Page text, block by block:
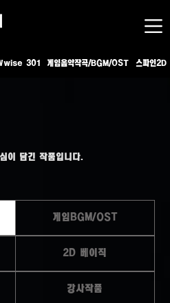
301 게임음악작곡/BGM/OST 스파인2D
이 담긴 작품입니다.
게임BGM/OST
2D 베이직
강사작품